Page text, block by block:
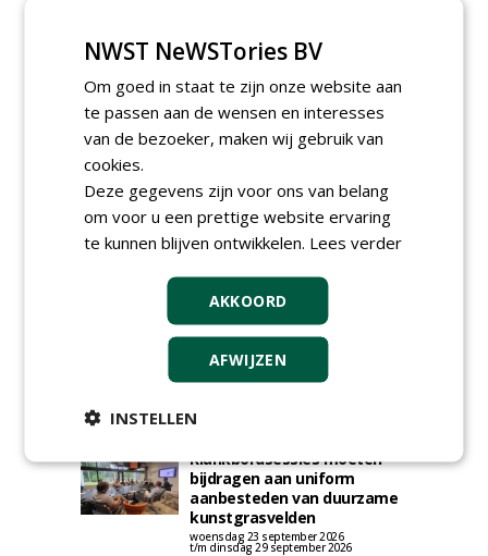
GREEN OUTLET
Iedereen kan gratis kleine advertenties
plaatsen via zijn eigen account.
Plaats een gratis advertentie
AGENDA
Klankbordsessies moeten
bijdragen aan uniform
aanbesteden van duurzame
kunstgrasvelden
woensdag 23 september 2026
t/m dinsdag 29 september 2026
NWST NeWSTories BV
Om goed in staat te zijn onze website aan
te passen aan de wensen en interesses
van de bezoeker, maken wij gebruik van
cookies.
Deze gegevens zijn voor ons van belang
om voor u een prettige website ervaring
te kunnen blijven ontwikkelen. Lees verder
AKKOORD
AFWIJZEN
INSTELLEN